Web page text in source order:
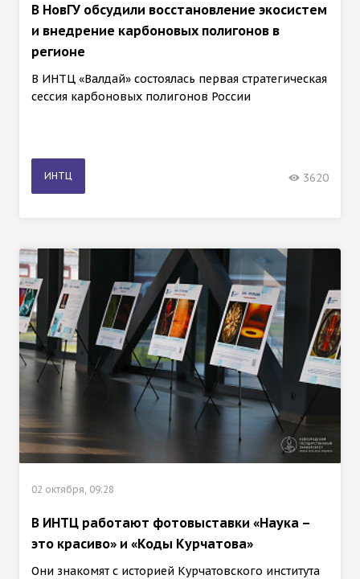
В НовГУ обсудили восстановление экосистем
и внедрение карбоновых полигонов в
регионе
В ИНТЦ «Валдай» состоялась первая стратегическая
сессия карбоновых полигонов России
ИНТЦ 3620
02 октября, 09:28
В ИНТЦ работают фотовыставки «Наука –
это красиво» и «Коды Курчатова»
Они знакомят с историей Курчатовского института